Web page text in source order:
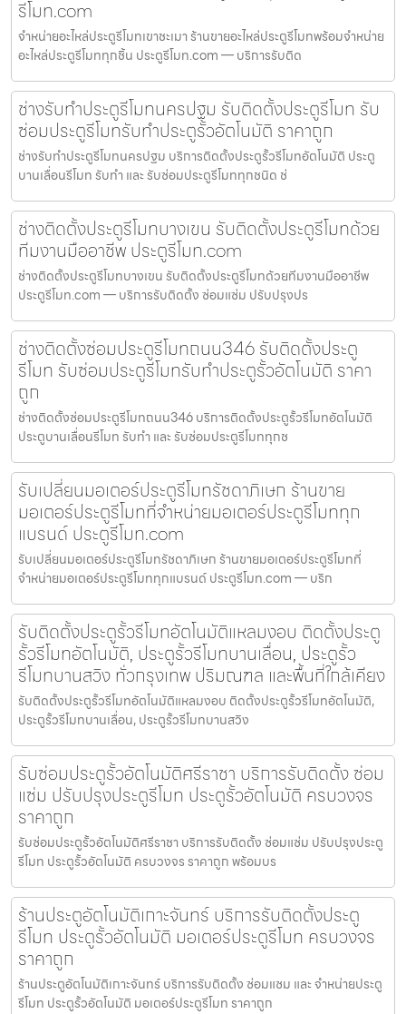
รีโมท.com
จำหน่ายอะไหล่ประตูรีโมทเขาชะเมา ร้านขายอะไหล่ประตูรีโมทพร้อมจำหน่าย
อะไหล่ประตูรีโมททุกชิ้น ประตูรีโมท.com — บริการรับติด
ช่างรับทำประตูรีโมทนครปฐม รับติดตั้งประตูรีโมท รับ
ซ่อมประตูรีโมทรับทำประตูรั้วอัตโนมัติ ราคาถูก
ช่างรับทำประตูรีโมทนครปฐม บริการติดตั้งประตูรั้วรีโมทอัตโนมัติ ประตู
บานเลื่อนรีโมท รับทำ และ รับซ่อมประตูรีโมททุกชนิด ช่
ช่างติดตั้งประตูรีโมทบางเขน รับติดตั้งประตูรีโมทด้วย
ทีมงานมืออาชีพ ประตูรีโมท.com
ช่างติดตั้งประตูรีโมทบางเขน รับติดตั้งประตูรีโมทด้วยทีมงานมืออาชีพ
ประตูรีโมท.com — บริการรับติดตั้ง ซ่อมแซ่ม ปรับปรุงปร
ช่างติดตั้งซ่อมประตูรีโมทถนน346 รับติดตั้งประตู
รีโมท รับซ่อมประตูรีโมทรับทำประตูรั้วอัตโนมัติ ราคา
ถูก
ช่างติดตั้งซ่อมประตูรีโมทถนน346 บริการติดตั้งประตูรั้วรีโมทอัตโนมัติ
ประตูบานเลื่อนรีโมท รับทำ และ รับซ่อมประตูรีโมททุกช
รับเปลี่ยนมอเตอร์ประตูรีโมทรัชดาภิเษก ร้านขาย
มอเตอร์ประตูรีโมทที่จำหน่ายมอเตอร์ประตูรีโมททุก
แบรนด์ ประตูรีโมท.com
รับเปลี่ยนมอเตอร์ประตูรีโมทรัชดาภิเษก ร้านขายมอเตอร์ประตูรีโมทที่
จำหน่ายมอเตอร์ประตูรีโมททุกแบรนด์ ประตูรีโมท.com — บริก
รับติดตั้งประตูรั้วรีโมทอัตโนมัติแหลมงอบ ติดตั้งประตู
รั้วรีโมทอัตโนมัติ, ประตูรั้วรีโมทบานเลื่อน, ประตูรั้ว
รีโมทบานสวิง ทั่วกรุงเทพ ปริมณฑล และพื้นที่ใกล้เคียง
รับติดตั้งประตูรั้วรีโมทอัตโนมัติแหลมงอบ ติดตั้งประตูรั้วรีโมทอัตโนมัติ,
ประตูรั้วรีโมทบานเลื่อน, ประตูรั้วรีโมทบานสวิง
รับซ่อมประตูรั้วอัตโนมัติศรีราชา บริการรับติดตั้ง ซ่อม
แซ่ม ปรับปรุงประตูรีโมท ประตูรั้วอัตโนมัติ ครบวงจร
ราคาถูก
รับซ่อมประตูรั้วอัตโนมัติศรีราชา บริการรับติดตั้ง ซ่อมแซ่ม ปรับปรุงประตู
รีโมท ประตูรั้วอัตโนมัติ ครบวงจร ราคาถูก พร้อมบร
ร้านประตูอัตโนมัติเกาะจันทร์ บริการรับติดตั้งประตู
รีโมท ประตูรั้วอัตโนมัติ มอเตอร์ประตูรีโมท ครบวงจร
ราคาถูก
ร้านประตูอัตโนมัติเกาะจันทร์ บริการรับติดตั้ง ซ่อมแซม และ จำหน่ายประตู
รีโมท ประตูรั้วอัตโนมัติ มอเตอร์ประตูรีโมท ราคาถูก